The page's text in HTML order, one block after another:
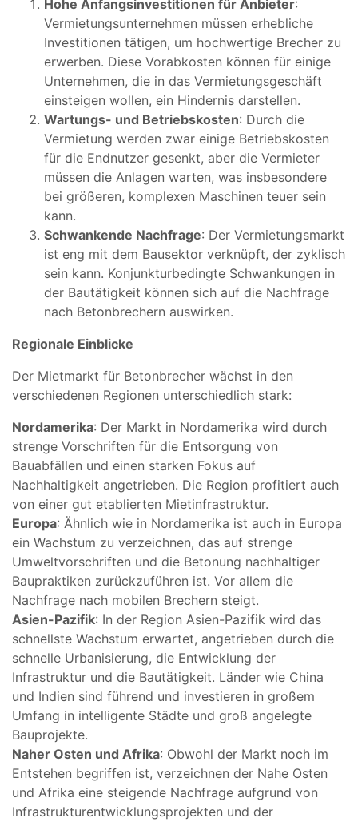
Hohe Anfangsinvestitionen für Anbieter:
Vermietungsunternehmen müssen erhebliche
Investitionen tätigen, um hochwertige Brecher zu
erwerben. Diese Vorabkosten können für einige
Unternehmen, die in das Vermietungsgeschäft
einsteigen wollen, ein Hindernis darstellen.
Wartungs- und Betriebskosten: Durch die
Vermietung werden zwar einige Betriebskosten
für die Endnutzer gesenkt, aber die Vermieter
müssen die Anlagen warten, was insbesondere
bei größeren, komplexen Maschinen teuer sein
kann.
Schwankende Nachfrage: Der Vermietungsmarkt
ist eng mit dem Bausektor verknüpft, der zyklisch
sein kann. Konjunkturbedingte Schwankungen in
der Bautätigkeit können sich auf die Nachfrage
nach Betonbrechern auswirken.
Regionale Einblicke
Der Mietmarkt für Betonbrecher wächst in den
verschiedenen Regionen unterschiedlich stark:
Nordamerika: Der Markt in Nordamerika wird durch
strenge Vorschriften für die Entsorgung von
Bauabfällen und einen starken Fokus auf
Nachhaltigkeit angetrieben. Die Region profitiert auch
von einer gut etablierten Mietinfrastruktur.
Europa: Ähnlich wie in Nordamerika ist auch in Europa
ein Wachstum zu verzeichnen, das auf strenge
Umweltvorschriften und die Betonung nachhaltiger
Baupraktiken zurückzuführen ist. Vor allem die
Nachfrage nach mobilen Brechern steigt.
Asien-Pazifik: In der Region Asien-Pazifik wird das
schnellste Wachstum erwartet, angetrieben durch die
schnelle Urbanisierung, die Entwicklung der
Infrastruktur und die Bautätigkeit. Länder wie China
und Indien sind führend und investieren in großem
Umfang in intelligente Städte und groß angelegte
Bauprojekte.
Naher Osten und Afrika: Obwohl der Markt noch im
Entstehen begriffen ist, verzeichnen der Nahe Osten
und Afrika eine steigende Nachfrage aufgrund von
Infrastrukturentwicklungsprojekten und der